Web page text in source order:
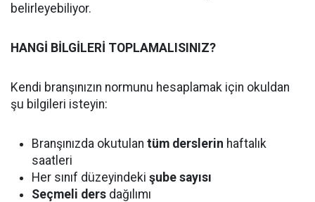
belirleyebiliyor.
HANGİ BİLGİLERİ TOPLAMALISINIZ?
Kendi branşınızın normunu hesaplamak için okuldan
şu bilgileri isteyin:
Branşınızda okutulan tüm derslerin haftalık
saatleri
Her sınıf düzeyindeki şube sayısı
Seçmeli ders dağılımı